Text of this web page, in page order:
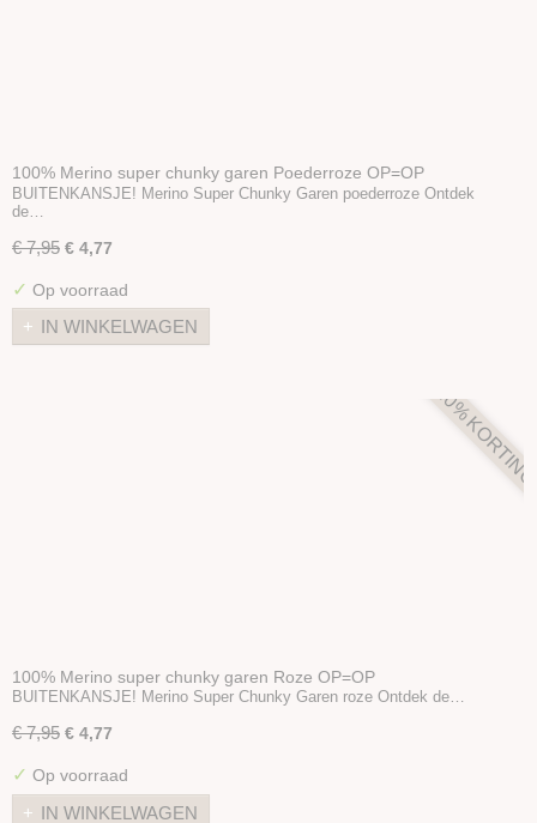
100% Merino super chunky garen Poederroze OP=OP
BUITENKANSJE! Merino Super Chunky Garen poederroze Ontdek
de…
€ 7,95 € 4,77
✓ Op voorraad
IN WINKELWAGEN
40%
100% Merino super chunky garen Roze OP=OP
BUITENKANSJE! Merino Super Chunky Garen roze Ontdek de…
€ 7,95 € 4,77
✓ Op voorraad
IN WINKELWAGEN